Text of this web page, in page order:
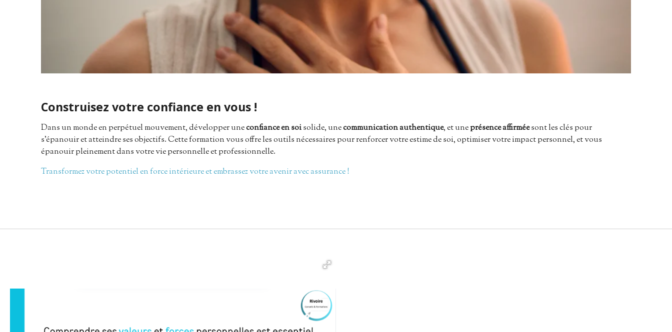
Construisez votre confiance en vous !
Dans un monde en perpétuel mouvement, développer uneconfiance en soisolide, unecommunication authentique, et uneprésence affirméesont les clés pour
s'épanouir et atteindre ses objectifs. Cette formation vous offre les outils nécessaires pour renforcer votre estime de soi, optimiser votre impact personnel, et vous
épanouir pleinement dans votre vie personnelle et professionnelle.
Transformez votre potentiel en force intérieure et embrassez votre avenir avec assurance !